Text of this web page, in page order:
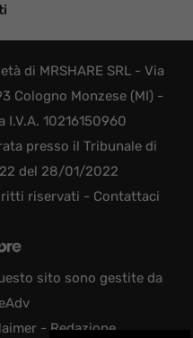
di MRSHARE SRL - Via
Cologno Monzese (MI) -
I.V.A. 10216150960
presso il Tribunale di
del 28/01/2022
riservati - Contattaci
sito sono gestite da
- Redazione